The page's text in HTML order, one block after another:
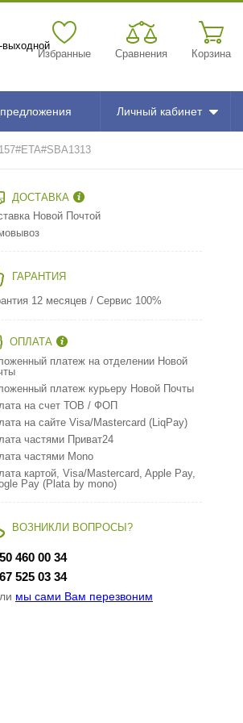
Избранные Сравнения Корзина
Личный кабинет
ДОСТАВКА
Новой Почтой
ГАРАНТИЯ
12 месяцев / Сервис 100%
ОПЛАТА
платеж на отделении Новой
платеж курьеру Новой Почты
на счет ТОВ / ФОП
на сайте Visa/Mastercard (LiqPay)
частями Приват24
частями Mono
картой, Visa/Mastercard, Apple Pay,
Pay (Plata by mono)
ВОЗНИКЛИ ВОПРОСЫ?
460 00 34
525 03 34
мы сами Вам перезвоним